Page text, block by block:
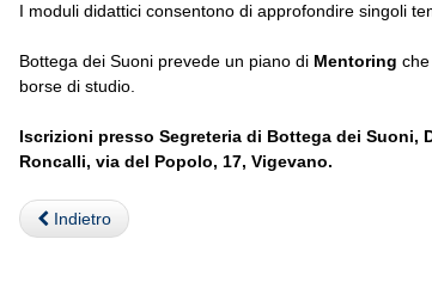
I moduli didattici consentono di approfondire singoli
Bottega dei Suoni prevede un piano di Mentoring
borse di studio.
Iscrizioni presso Segreteria di Bottega dei Suoni,
Roncalli, via del Popolo, 17, Vigevano.
Indietro